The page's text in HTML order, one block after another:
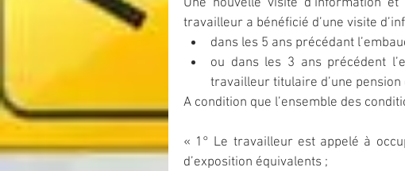
Une nouvelle visite d’information
travailleur a bénéficié d’une visite
dans les 5 ans précédant
ou dans les 3 ans précédent
travailleur titulaire d’une
A condition que l’ensemble des
« 1° Le travailleur est appelé à
d’exposition équivalents ;